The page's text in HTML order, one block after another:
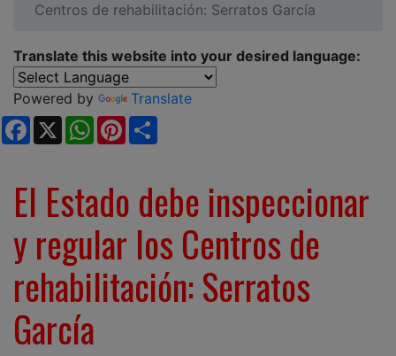
Centros de rehabilitación: Serratos García
Translate this website into your desired language:
Powered by
Translate
Facebook
X WhatsApp
Pinterest
El Estado debe inspeccionar
y regular los Centros de
rehabilitación: Serratos
García